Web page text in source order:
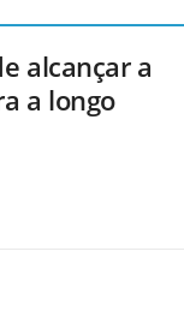
alcançar a
a longo